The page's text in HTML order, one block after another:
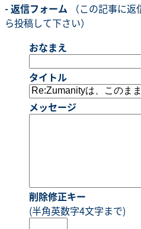
- 返信フォーム （この記事に
ら投稿して下さい）
おなまえ
タイトル
メッセージ
削除修正キー
(半角英数字4文字まで)